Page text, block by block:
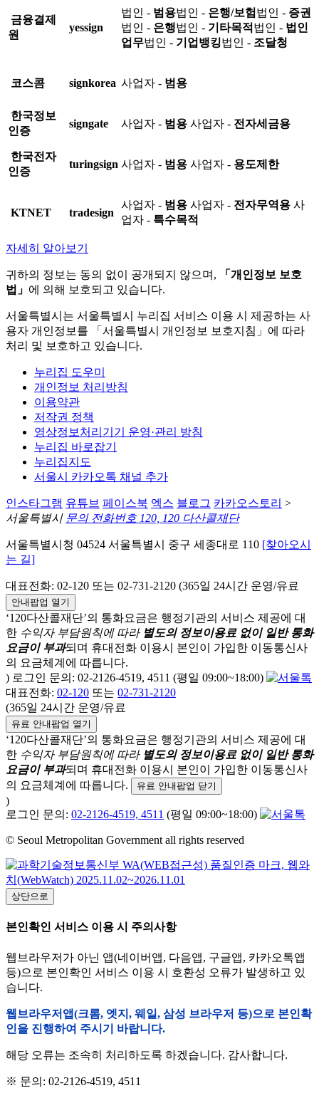
금융결제
원
yessign
법인 - 범용법인 - 은행/보험 법인 - 증권
법인 - 은행법인 - 기타목적 법인 - 법인
업무법인 - 기업뱅킹법인 - 조달청
코스콤 signkorea 사업자 - 범용
한국정보
인증
signgate 사업자 - 범용 사업자 - 전자세금용
한국전자
인증
turingsign 사업자 - 범용 사업자 - 용도제한
KTNET tradesign
사업자 - 범용 사업자 - 전자무역용 사
업자 - 특수목적
자세히 알아보기
귀하의 정보는 동의 없이 공개되지 않으며,
「개인정보 보호
법」 에 의해 보호되고 있습니다.
서울특별시는 서울특별시 누리집 서비스 이용 시 제공하는 사
용자 개인정보를 「서울특별시 개인정보 보호지침」에 따라
처리 및 보호하고 있습니다.
누리집 도우미
개인정보 처리방침
이용약관
저작권 정책
영상정보처리기기 운영·관리 방침
누리집 바로잡기
누리집지도
서울시 카카오톡 채널 추가
인스타그램 유튜브 페이스북 엑스 블로그 카카오스토리 >
서울특별시 문의 전화번호 120, 120 다산콜재단
서울특별시청 04524 서울특별시 중구 세종대로 110 [찾아오시
는 길]
대표전화: 02-120 또는 02-731-2120 (365일 24시간 운영/유료
안내팝업 열기
‘120다산콜재단’의 통화요금은 행정기관의 서비스 제공에 대
한 수익자 부담원칙에 따라 별도의 정보이용료 없이 일반 통화
요금이 부과되며 휴대전화 이용시 본인이 가입한 이동통신사
의 요금체계에 따릅니다.
) 로그인 문의: 02-2126-4519, 4511 (평일 09:00~18:00)
대표전화: 02-120 또는 02-731-2120
(365일 24시간 운영/유료
유료 안내팝업 열기
‘120다산콜재단’의 통화요금은 행정기관의 서비스 제공에 대
한 수익자 부담원칙에 따라 별도의 정보이용료 없이 일반 통화
요금이 부과되며 휴대전화 이용시 본인이 가입한 이동통신사
의 요금체계에 따릅니다.
유료 안내팝업 닫기
)
로그인 문의: 02-2126-4519, 4511 (평일 09:00~18:00)
© Seoul Metropolitan Government all rights reserved
상단으로
본인확인 서비스 이용 시 주의사항
웹브라우저가 아닌 앱(네이버앱, 다음앱, 구글앱, 카카오톡앱
등)으로 본인확인 서비스 이용 시 호환성 오류가 발생하고 있
습니다.
웹브라우저앱(크롬, 엣지, 웨일, 삼성 브라우저 등)으로 본인확
인을 진행하여 주시기 바랍니다.
해당 오류는 조속히 처리하도록 하겠습니다. 감사합니다.
※ 문의: 02-2126-4519, 4511